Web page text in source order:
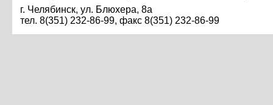
г. Челябинск, ул. Блюхера, 8а
тел. 8(351) 232-86-99, факс 8(351) 232-86-99